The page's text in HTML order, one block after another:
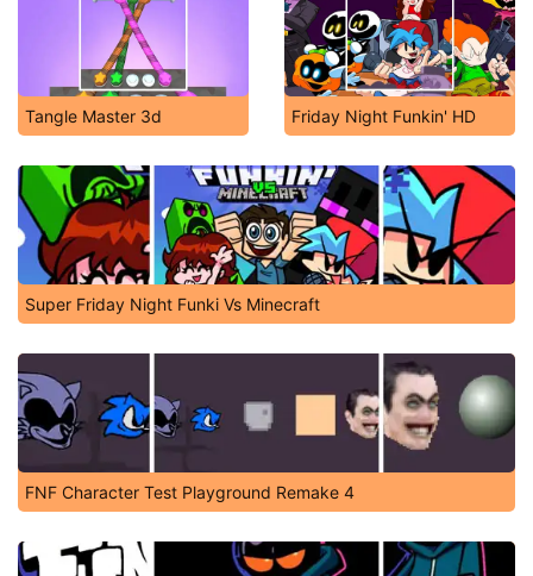
Tangle Master 3d Friday Night Funkin' HD
Super Friday Night Funki Vs Minecraft
FNF Character Test Playground Remake 4